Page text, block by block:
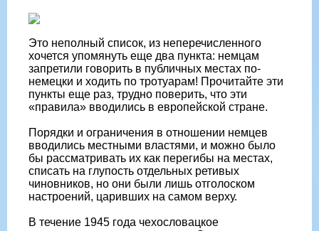
Это неполный список, из неперечисленного
хочется упомянуть еще два пункта: немцам
запретили говорить в публичных местах по-
немецки и ходить по тротуарам! Прочитайте эти
пункты еще раз, трудно поверить, что эти
«правила» вводились в европейской стране.
Порядки и ограничения в отношении немцев
вводились местными властями, и можно было
бы рассматривать их как перегибы на местах,
списать на глупость отдельных ретивых
чиновников, но они были лишь отголоском
настроений, царивших на самом верху.
В течение 1945 года чехословацкое